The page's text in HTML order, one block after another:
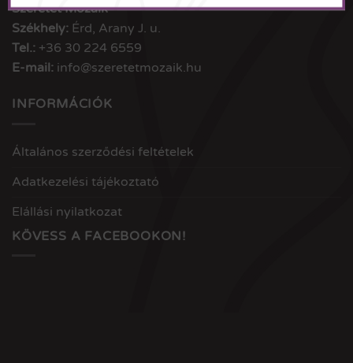
Szeretet Mozaik
Székhely: Érd, Arany J. u.
Tel.: +36 30 224 6559
E-mail: info@szeretetmozaik.hu
INFORMÁCIÓK
Általános szerződési feltételek
Adatkezelési tájékoztató
Elállási nyilatkozat
KÖVESS A FACEBOOKON!